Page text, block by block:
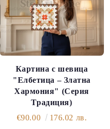
Картина с шевица
"Елбетица – Златна
Хармония" (Серия
Традиция)
€90.00
176.02 лв.